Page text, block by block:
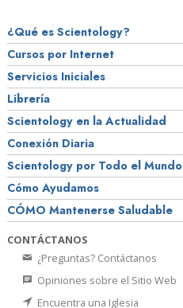
¿Qué es Scientology?
Cursos por Internet
Servicios Iniciales
Librería
Scientology en la Actualidad
Conexión Diaria
Scientology por Todo el Mundo
Cómo Ayudamos
CÓMO Mantenerse Saludable
CONTÁCTANOS
¿Preguntas? Contáctanos
Opiniones sobre el Sitio Web
Encuentra una Iglesia